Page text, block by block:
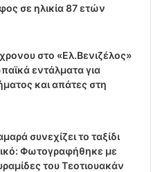
σε ηλικία 87 ετών
στο «Ελ.Βενιζέλος»
εντάλματα για
και απάτες στη
συνεχίζει το ταξίδι
Φωτογραφήθηκε με
του Τεοτιουακάν